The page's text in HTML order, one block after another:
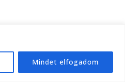
Mindet elfogadom